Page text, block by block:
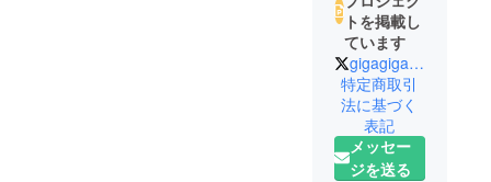
トを掲載し
ています
gigagiga_sonic
特定商取引
法に基づく
表記
メッセー
ジを送る